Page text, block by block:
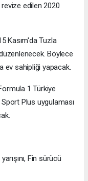
edilen 2020
Kasım'da Tuzla
Böylece
ev sahipliği yapacak.
1 Türkiye
Plus uygulaması
Fin sürücü